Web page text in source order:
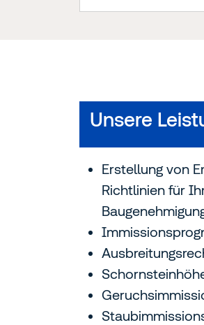
Unsere
Erstellung von
Richtlinien für